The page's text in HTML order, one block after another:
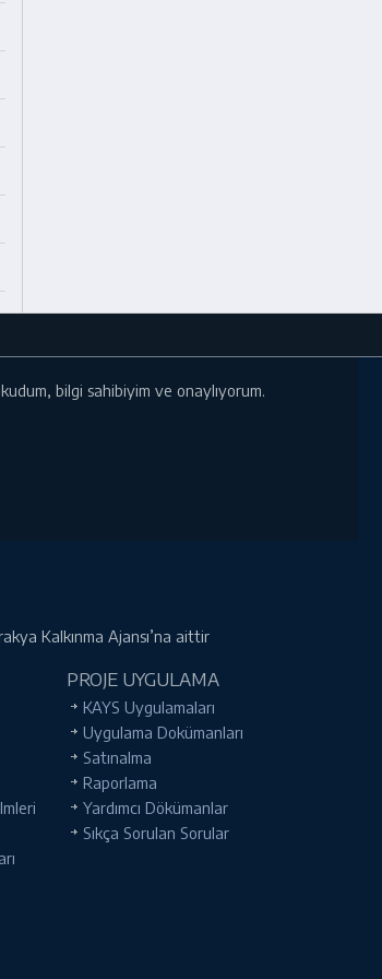
bilgi sahibiyim ve onaylıyorum.
Kalkınma Ajansı’na aittir
PROJE UYGULAMA
KAYS Uygulamaları
Uygulama Dokümanları
Satınalma
Raporlama
Yardımcı Dökümanlar
Sıkça Sorulan Sorular